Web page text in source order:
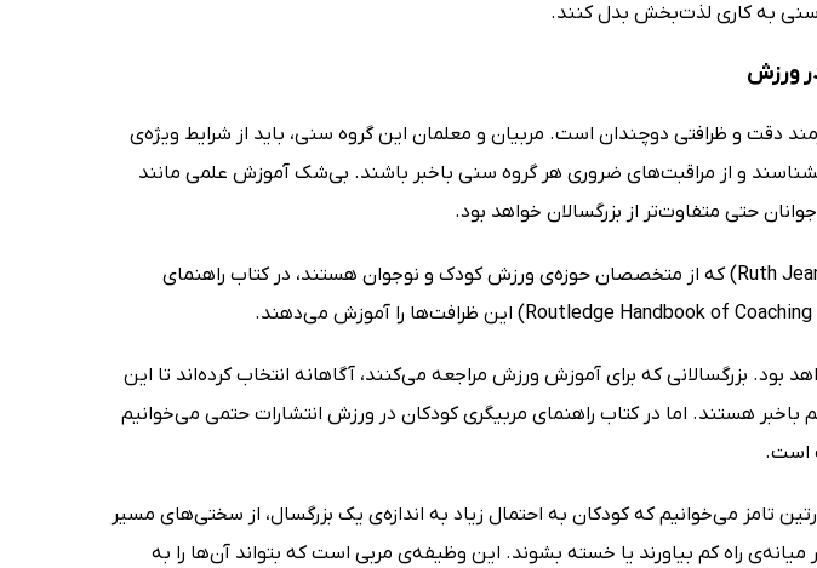
سنی به کاری لذت‌بخش بدل کنند.
ورزش
دقت و ظرافتی دوچندان است. مربیان و معلمان این گروه سنی، باید از شرایط ویژه‌ی
بشناسند و از مراقبت‌های ضروری هر گروه سنی باخبر باشند. بی‌شک آموزش علمی مانند
حتی متفاوت‌تر از بزرگسالان خواهد بود.
مارتین تامز (Martin Toms) و روث جینز (Ruth Jeanes) که از متخصصان حوزه‌ی ورزش کودک و نوجوان هستند، در کتاب راهنمای
بود. بزرگسالانی که برای آموزش ورزش مراجعه می‌کنند، آگاهانه انتخاب کرده‌اند تا این
باخبر هستند. اما در کتاب راهنمای مربیگری کودکان در ورزش انتشارات حتمی می‌خوانیم
است.
تامز می‌خوانیم که کودکان به احتمال زیاد به اندازه‌ی یک بزرگسال، از سختی‌های مسیر
راه کم بیاورند یا خسته بشوند. این وظیفه‌ی مربی است که بتواند آن‌ها را به